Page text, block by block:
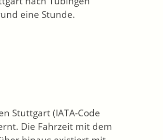
eine Stunde.
Stuttgart (IATA-Code
Die Fahrzeit mit dem